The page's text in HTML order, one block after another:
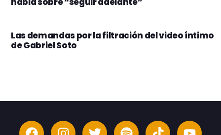
Las demandas por la filtración del video íntimo
de Gabriel Soto